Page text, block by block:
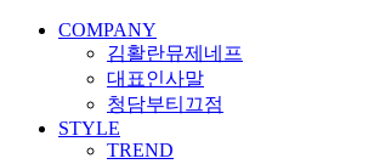
COMPANY
김활란뮤제네프
대표인사말
청담부티끄점
STYLE
TREND